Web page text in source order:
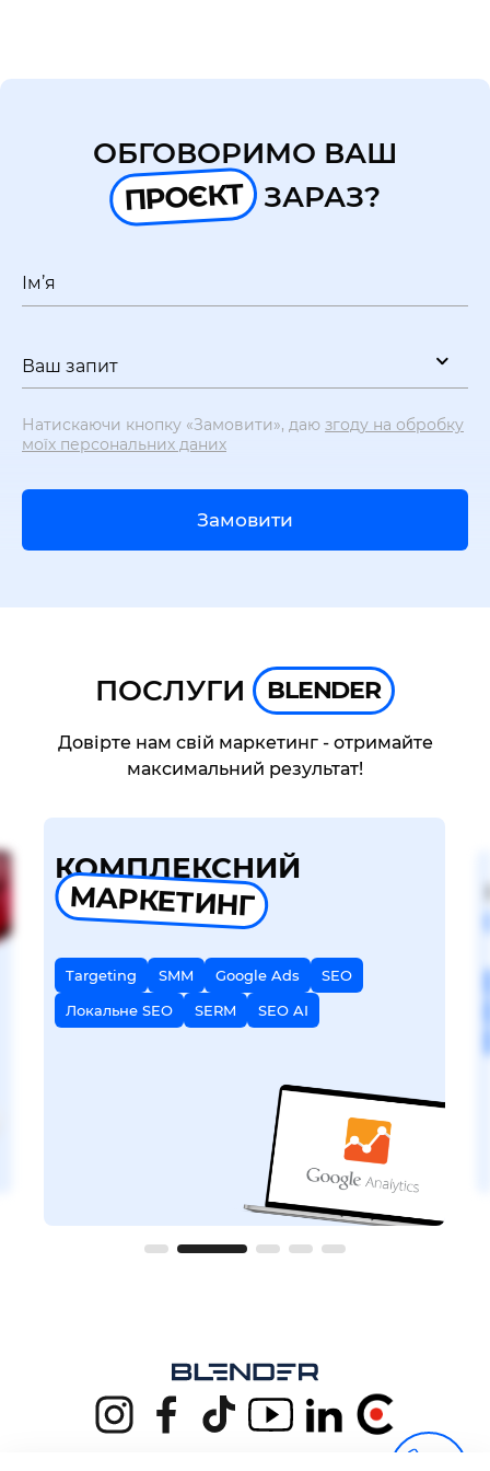
ОБГОВОРИМО ВАШ
ПРОЄКТ ЗАРАЗ?
Ім’я
Ваш запит
Натискаючи кнопку «Замовити», даю згоду на обробку
моїх персональних даних
Замовити
ПОСЛУГИ BLENDER
Довірте нам свій маркетинг - отримайте
максимальний результат!
КОМПЛЕКСНИЙ
МАРКЕТИНГ
Targeting SMM Google Ads
SEO
Локальне SEO
SERM SEO AI